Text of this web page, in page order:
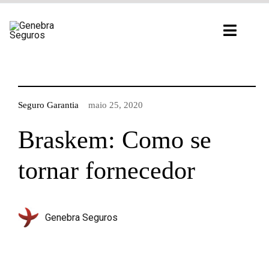
para
Seguro Garantia maio 25, 2020
Braskem: Como se
tornar fornecedor
Genebra Seguros